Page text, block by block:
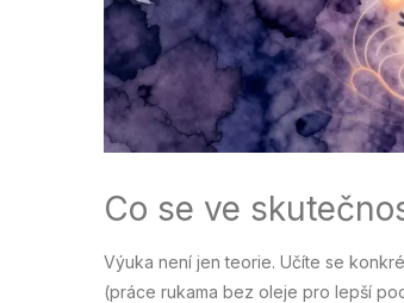
Co se ve
Výuka není jen teorie. Učíte se
(práce rukama bez oleje pro lepší